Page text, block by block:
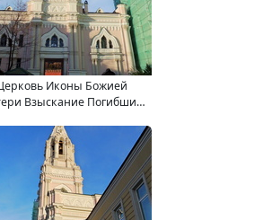
Иконы Божией
Взыскание Погибших,